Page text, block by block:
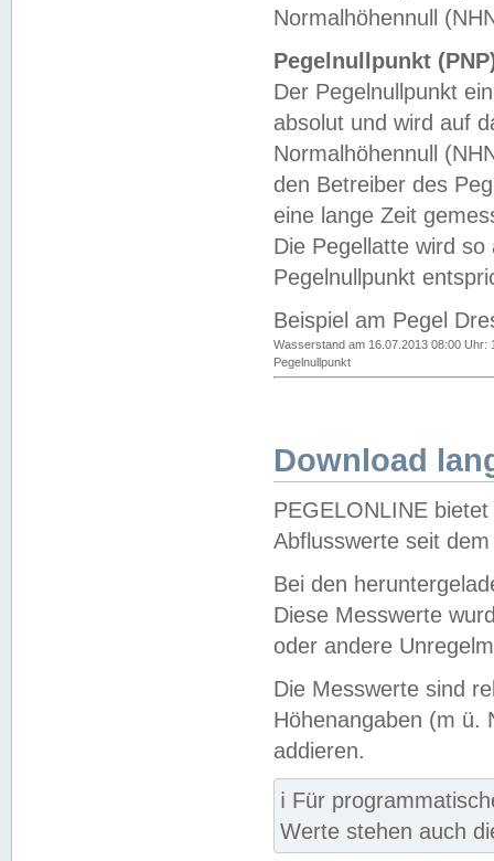
Normalhöhennull
Pegelnullpunkt
Der Pegelnullpunkt
absolut und wird auf
Normalhöhennull
den Betreiber des
eine lange Zeit
Die Pegellatte wird
Pegelnullpunkt
Beispiel am Pegel
Wasserstand am 16.07.2013 08:00 Uhr:
Pegelnullpunkt
Download
PEGELONLINE
Abflusswerte seit
Bei den
Diese Messwerte
oder andere
Die Messwerte sind
Höhenangaben (m ü.
addieren.
ℹ️ Für
Werte stehen auch